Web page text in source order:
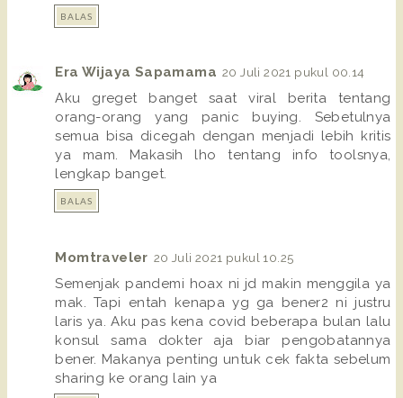
BALAS
Era Wijaya Sapamama 20 Juli 2021 pukul 00.14
Aku greget banget saat viral berita tentang
orang-orang yang panic buying. Sebetulnya
semua bisa dicegah dengan menjadi lebih kritis
ya mam. Makasih lho tentang info toolsnya,
lengkap banget.
BALAS
Momtraveler 20 Juli 2021 pukul 10.25
Semenjak pandemi hoax ni jd makin menggila ya
mak. Tapi entah kenapa yg ga bener2 ni justru
laris ya. Aku pas kena covid beberapa bulan lalu
konsul sama dokter aja biar pengobatannya
bener. Makanya penting untuk cek fakta sebelum
sharing ke orang lain ya